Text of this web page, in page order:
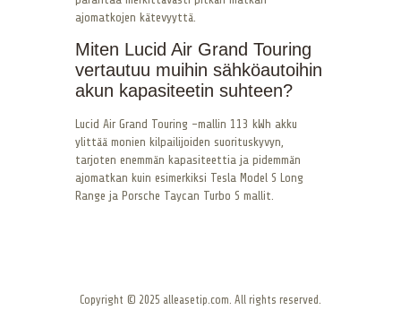
ajomatkojen kätevyyttä.
Miten Lucid Air Grand Touring
vertautuu muihin sähköautoihin
akun kapasiteetin suhteen?
Lucid Air Grand Touring -mallin 113 kWh akku
ylittää monien kilpailijoiden suorituskyvyn,
tarjoten enemmän kapasiteettia ja pidemmän
ajomatkan kuin esimerkiksi Tesla Model S Long
Range ja Porsche Taycan Turbo S mallit.
Copyright © 2025 alleasetip.com. All rights reserved.